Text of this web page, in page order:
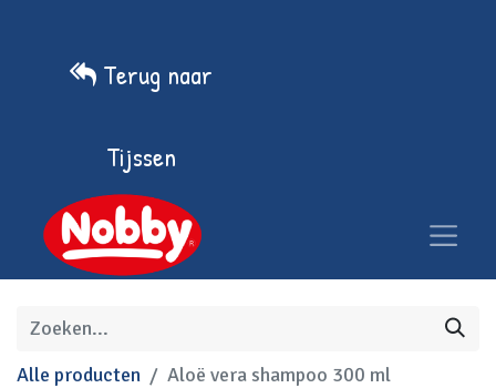
Terug naar
Tijssen
Alle producten Aloë vera shampoo 300 ml